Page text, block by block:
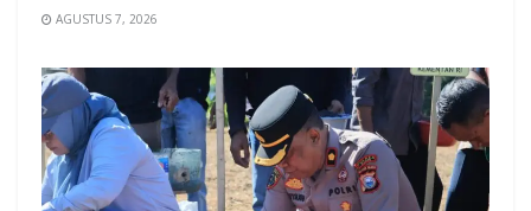
AGUSTUS 7, 2026